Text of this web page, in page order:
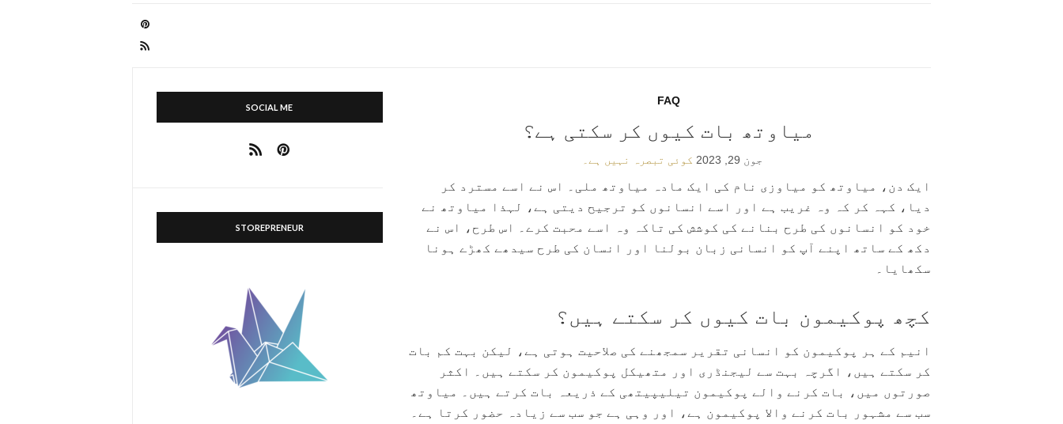
FAQ
میاوتھ بات کیوں کر سکتی ہے؟
جون 29, 2023 کوئی تبصرہ نہیں ہے۔
ایک دن، میاوتھ کو میاوزی نام کی ایک مادہ میاوتھ ملی۔ اس نے اسے مسترد کر
دیا، کہہ کر کہ وہ غریب ہے اور اسے انسانوں کو ترجیح دیتی ہے، لہذا میاوتھ نے
خود کو انسانوں کی طرح بنانے کی کوشش کی تاکہ وہ اسے محبت کرے۔ اس طرح، اس نے
دکھ کے ساتھ اپنے آپ کو انسانی زبان بولنا اور انسان کی طرح سیدھے کھڑے ہونا
سکھایا۔
کچھ پوکیمون بات کیوں کر سکتے ہیں؟
انیم کے ہر پوکیمون کو انسانی تقریر سمجھنے کی صلاحیت ہوتی ہے، لیکن بہت کم بات
کر سکتے ہیں، اگرچہ بہت سے لیجنڈری اور متھیکل پوکیمون کر سکتے ہیں۔ اکثر
صورتوں میں، بات کرنے والے پوکیمون تیلیپیتھی کے ذریعہ بات کرتے ہیں۔ میاوتھ
سب سے مشہور بات کرنے والا پوکیمون ہے، اور وہی ہے جو سب سے زیادہ حضور کرتا ہے۔
SOCIAL ME
STOREPRENEUR